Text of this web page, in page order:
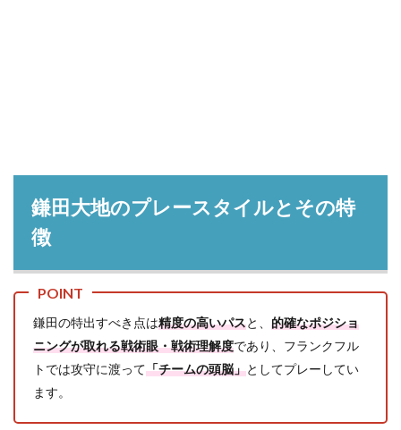
鎌田大地のプレースタイルとその特
徴
鎌田の特出すべき点は精度の高いパスと、 的確なポジショ
ニングが取れる戦術眼・戦術理解度であり、フランクフル
トでは攻守に渡って「チームの頭脳」としてプレーしてい
ます。